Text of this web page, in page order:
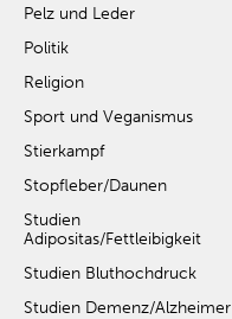
Pelz und Leder
Politik
Religion
Sport und Veganismus
Stierkampf
Stopfleber/Daunen
Studien
Adipositas/Fettleibigkeit
Studien Bluthochdruck
Studien Demenz/Alzheimer